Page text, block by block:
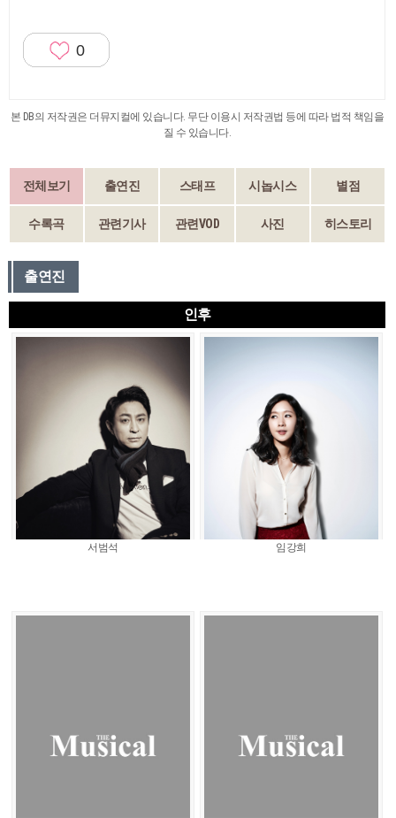
0
본 DB의 저작권은 더뮤지컬에 있습니다. 무단 이용시 저작권법 등에 따라 법적 책임을
질 수 있습니다.
전체보기 출연진 스태프 시놉시스 별점
수록곡 관련기사 관련VOD 사진 히스토리
출연진
인후
서범석 임강희